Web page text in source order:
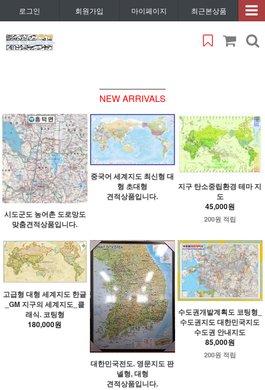
로그인 회원가입 마이페이지 최근본상품
NEW ARRIVALS
시도군도 농어촌 도로망도
맞춤견적상품입니다.
중국어 세계지도 최신형 대
형 초대형
견적상품입니다.
지구 탄소중립환경 테마 지
도
45,000원
200원 적립
고급형 대형 세계지도 한글
_GM 지구의 세계지도_클
래식. 코팅형
180,000원
대한민국전도. 영문지도 판
넬형, 대형
견적상품입니다.
수도권개발계획도 코팅형_
수도권지도 대한민국지도
수도권 안내지도
85,000원
200원 적립